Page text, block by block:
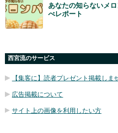
あなたの知らないメ
べレポート
西宮流のサービス
【集客に】読者プレゼント掲載しま
広告掲載について
サイト上の画像を利用したい方